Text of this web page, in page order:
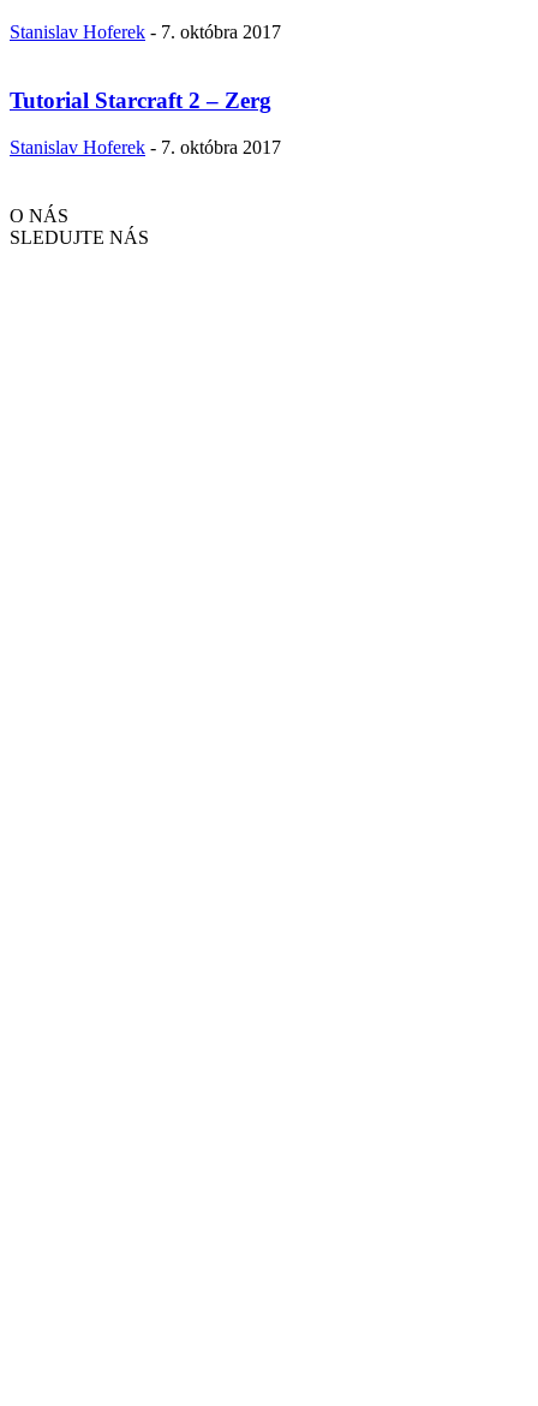
Stanislav Hoferek - 7. októbra 2017
Tutorial Starcraft 2 – Zerg
Stanislav Hoferek - 7. októbra 2017
O NÁS
SLEDUJTE NÁS